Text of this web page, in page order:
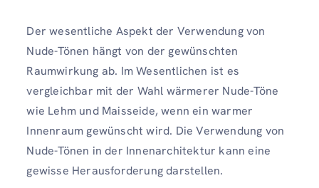
Der wesentliche Aspekt der Verwendung von
Nude-Tönen hängt von der gewünschten
Raumwirkung ab. Im Wesentlichen ist es
vergleichbar mit der Wahl wärmerer Nude-Töne
wie Lehm und Maisseide, wenn ein warmer
Innenraum gewünscht wird. Die Verwendung von
Nude-Tönen in der Innenarchitektur kann eine
gewisse Herausforderung darstellen.